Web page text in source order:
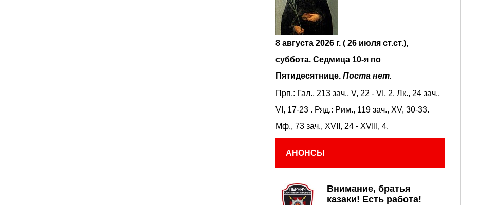
8 августа 2026 г. ( 26 июля ст.ст.),
суббота. Седмица 10-я по
Пятидесятнице. Поста нет.
Прп.: Гал., 213 зач., V, 22 - VI, 2. Лк., 24 зач.,
VI, 17-23 . Ряд.: Рим., 119 зач., XV, 30-33.
Мф., 73 зач., XVII, 24 - XVIII, 4.
АНОНСЫ
Внимание, братья
казаки! Есть работа!